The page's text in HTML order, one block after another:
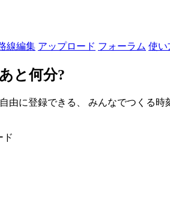
線編集 アップロード フォーラム 使い
と何分?
由に登録できる、 みんなでつくる
ド